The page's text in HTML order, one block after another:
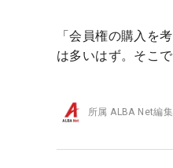
「会員権の購入を
は多いはず。そこ
所属 ALBA Net編